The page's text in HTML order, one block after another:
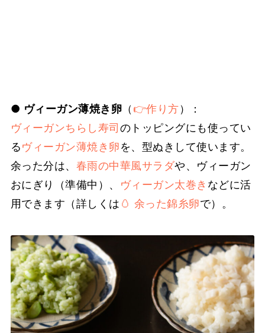
● ヴィーガン薄焼き卵 （ 👉作り方）：
ヴィーガンちらし寿司のトッピングにも使ってい
るヴィーガン薄焼き卵を、型ぬきして使います。
余った分は、 春雨の中華風サラダや、ヴィーガン
おにぎり（準備中）、 ヴィーガン太巻き などに活
用できます（詳しくは 🥚 余った錦糸卵で）。